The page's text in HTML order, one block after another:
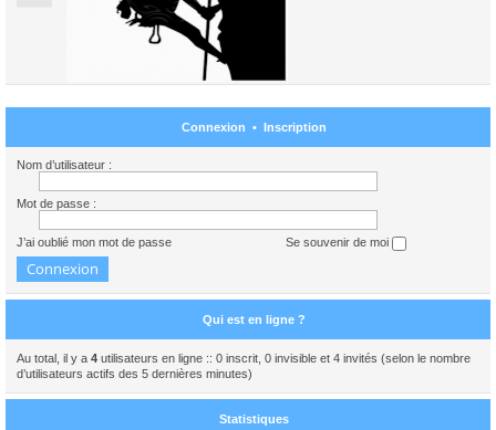
Connexion • Inscription
Nom d’utilisateur :
Mot de passe :
J’ai oublié mon mot de passe Se souvenir de moi
Qui est en ligne ?
Au total, il y a 4 utilisateurs en ligne :: 0 inscrit, 0 invisible et 4 invités (selon le nombre
d’utilisateurs actifs des 5 dernières minutes)
Statistiques